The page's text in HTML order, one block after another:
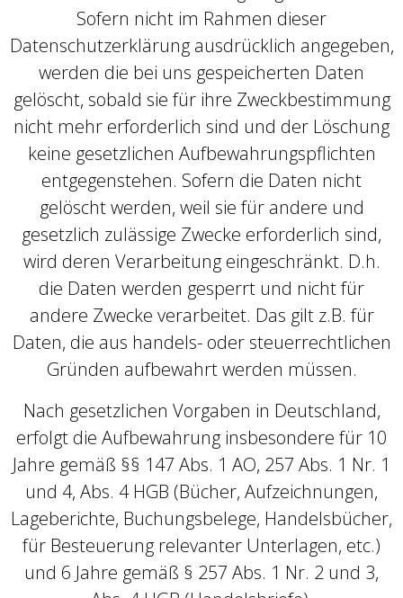
Sofern nicht im Rahmen dieser
Datenschutzerklärung ausdrücklich angegeben,
werden die bei uns gespeicherten Daten
gelöscht, sobald sie für ihre Zweckbestimmung
nicht mehr erforderlich sind und der Löschung
keine gesetzlichen Aufbewahrungspflichten
entgegenstehen. Sofern die Daten nicht
gelöscht werden, weil sie für andere und
gesetzlich zulässige Zwecke erforderlich sind,
wird deren Verarbeitung eingeschränkt. D.h.
die Daten werden gesperrt und nicht für
andere Zwecke verarbeitet. Das gilt z.B. für
Daten, die aus handels- oder steuerrechtlichen
Gründen aufbewahrt werden müssen.
Nach gesetzlichen Vorgaben in Deutschland,
erfolgt die Aufbewahrung insbesondere für 10
Jahre gemäß §§ 147 Abs. 1 AO, 257 Abs. 1 Nr. 1
und 4, Abs. 4 HGB (Bücher, Aufzeichnungen,
Lageberichte, Buchungsbelege, Handelsbücher,
für Besteuerung relevanter Unterlagen, etc.)
und 6 Jahre gemäß § 257 Abs. 1 Nr. 2 und 3,